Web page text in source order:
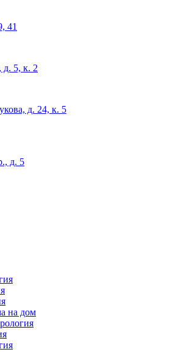
41
д. 5, к. 2
д. 24, к. 5
д. 5
на дом